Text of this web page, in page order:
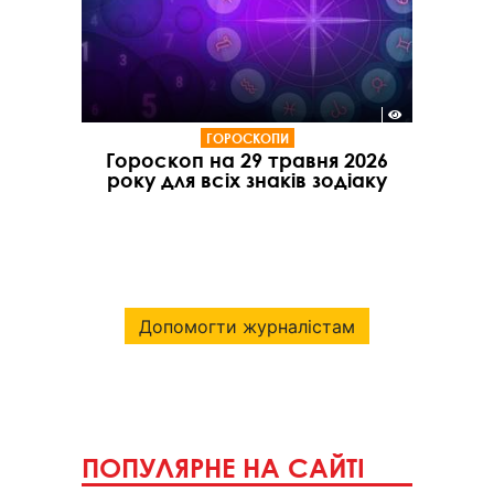
ГОРОСКОПИ
Гороскоп на 29 травня 2026
року для всіх знаків зодіаку
Допомогти журналістам
ПОПУЛЯРНЕ НА САЙТІ